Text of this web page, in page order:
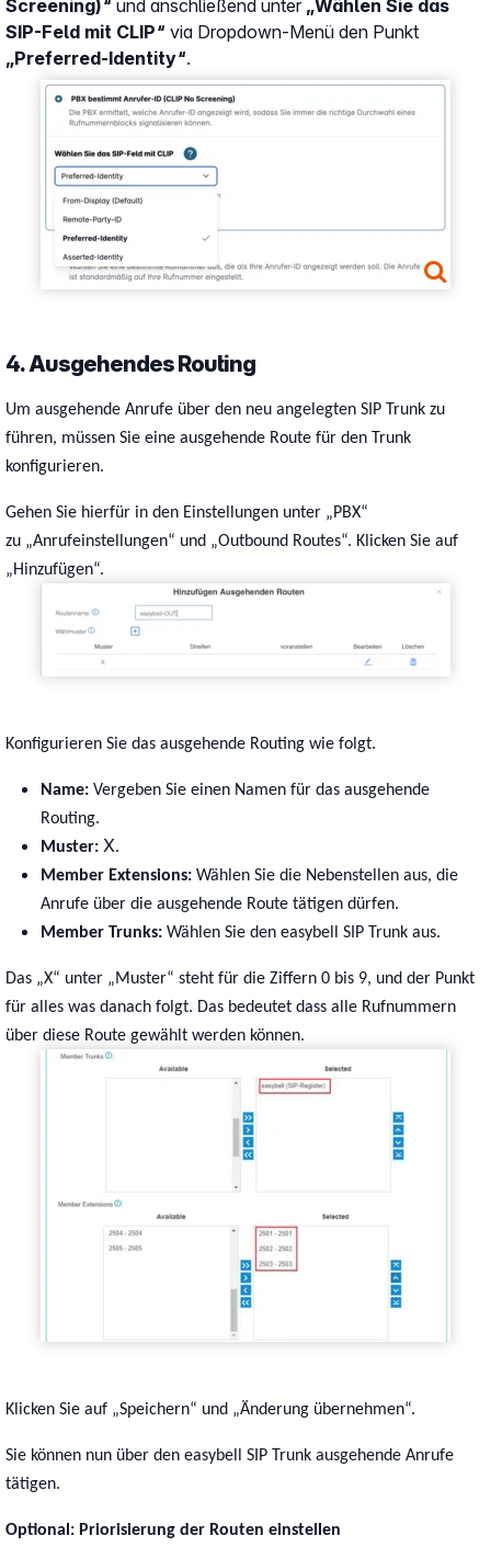
Show larger version
Screening)“ und anschließend unter „Wählen Sie das
SIP-Feld mit CLIP“ via Dropdown-Menü den Punkt
„Preferred-Identity“.
4. Ausgehendes Routing
Um ausgehende Anrufe über den neu angelegten SIP Trunk zu
führen, müssen Sie eine ausgehende Route für den Trunk
konfigurieren.
Gehen Sie hierfür in den Einstellungen unter „PBX“
zu „Anrufeinstellungen“ und „Outbound Routes“. Klicken Sie auf
„Hinzufügen“.
Konfigurieren Sie das ausgehende Routing wie folgt.
Name: Vergeben Sie einen Namen für das ausgehende
Routing.
Muster: X.
Member Extensions: Wählen Sie die Nebenstellen aus, die
Anrufe über die ausgehende Route tätigen dürfen.
Member Trunks: Wählen Sie den easybell SIP Trunk aus.
Das „X“ unter „Muster“ steht für die Ziffern 0 bis 9, und der Punkt
für alles was danach folgt. Das bedeutet dass alle Rufnummern
über diese Route gewählt werden können.
Klicken Sie auf „Speichern“ und „Änderung übernehmen“.
Sie können nun über den easybell SIP Trunk ausgehende Anrufe
tätigen.
Optional: Priorisierung der Routen einstellen